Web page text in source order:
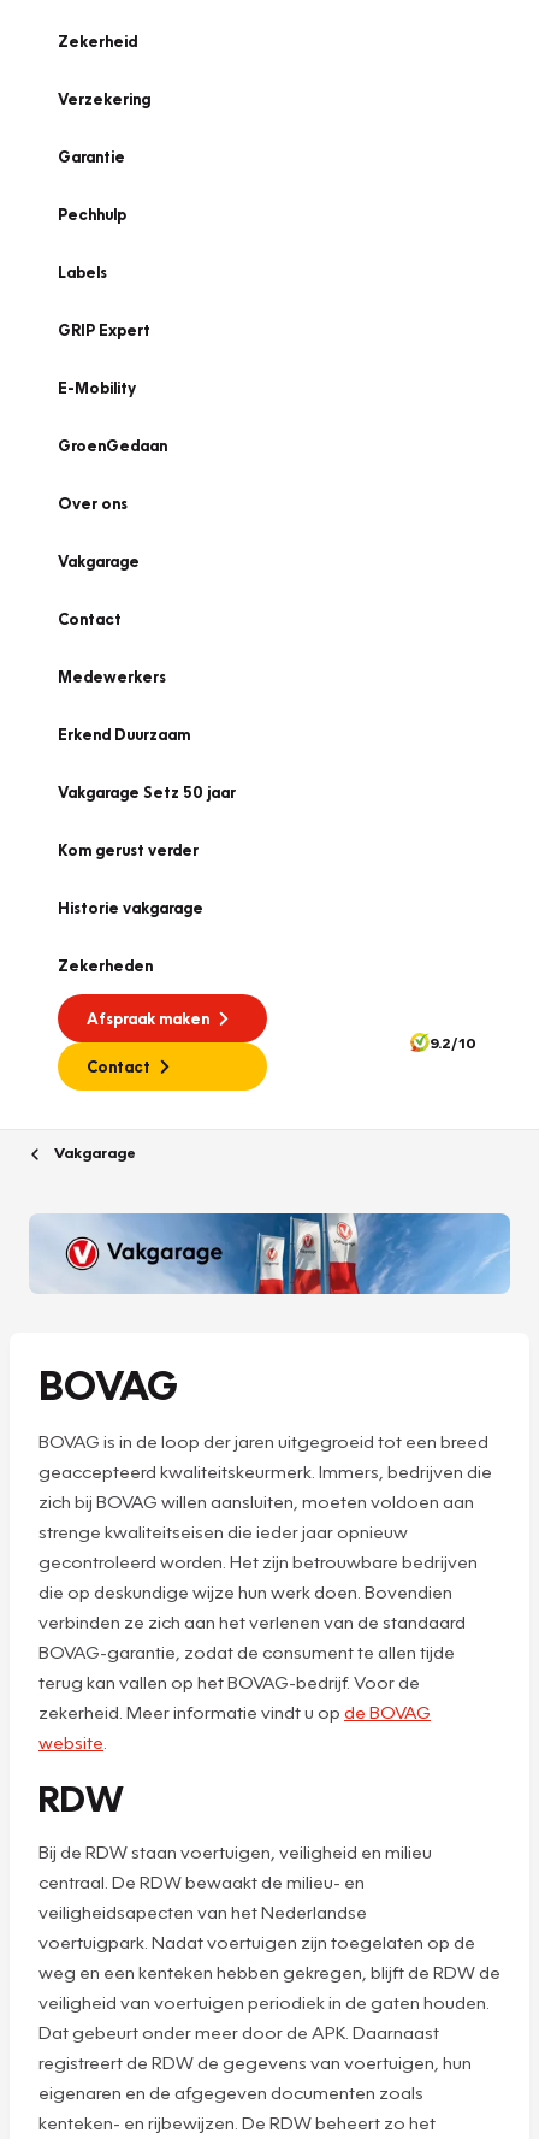
Zekerheid
Verzekering
Garantie
Pechhulp
Labels
GRIP Expert
E-Mobility
GroenGedaan
Over ons
Vakgarage
Contact
Medewerkers
Erkend Duurzaam
Vakgarage Setz 50 jaar
Kom gerust verder
Historie vakgarage
Zekerheden
Afspraak maken
Contact
9.2/10
Vakgarage
BOVAG
BOVAG is in de loop der jaren uitgegroeid tot een breed
geaccepteerd kwaliteitskeurmerk. Immers, bedrijven die
zich bij BOVAG willen aansluiten, moeten voldoen aan
strenge kwaliteitseisen die ieder jaar opnieuw
gecontroleerd worden. Het zijn betrouwbare bedrijven
die op deskundige wijze hun werk doen. Bovendien
verbinden ze zich aan het verlenen van de standaard
BOVAG-garantie, zodat de consument te allen tijde
terug kan vallen op het BOVAG-bedrijf. Voor de
zekerheid. Meer informatie vindt u op de BOVAG
website
RDW
Bij de RDW staan voertuigen, veiligheid en milieu
centraal. De RDW bewaakt de milieu- en
veiligheidsapecten van het Nederlandse
voertuigpark. Nadat voertuigen zijn toegelaten op de
weg en een kenteken hebben gekregen, blijft de RDW de
veiligheid van voertuigen periodiek in de gaten houden.
Dat gebeurt onder meer door de APK. Daarnaast
registreert de RDW de gegevens van voertuigen, hun
eigenaren en de afgegeven documenten zoals
kenteken- en rijbewijzen. De RDW beheert zo het